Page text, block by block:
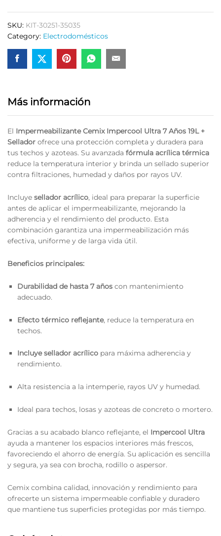
7
Años
+
Sellador
quantity
SKU: KIT-30251-35035
Category: Electrodomésticos
Más información
El Impermeabilizante Cemix Impercool Ultra 7 Años 19L +
Sellador ofrece una protección completa y duradera para
tus techos y azoteas. Su avanzada fórmula acrílica térmica
reduce la temperatura interior y brinda un sellado superior
contra filtraciones, humedad y daños por rayos UV.
Incluye sellador acrílico, ideal para preparar la superficie
antes de aplicar el impermeabilizante, mejorando la
adherencia y el rendimiento del producto. Esta
combinación garantiza una impermeabilización más
efectiva, uniforme y de larga vida útil.
Beneficios principales:
Durabilidad de hasta 7 años con mantenimiento
adecuado.
Efecto térmico reflejante, reduce la temperatura en
techos.
Incluye sellador acrílico para máxima adherencia y
rendimiento.
Alta resistencia a la intemperie, rayos UV y humedad.
Ideal para techos, losas y azoteas de concreto o mortero.
Gracias a su acabado blanco reflejante, el Impercool Ultra
ayuda a mantener los espacios interiores más frescos,
favoreciendo el ahorro de energía. Su aplicación es sencilla
y segura, ya sea con brocha, rodillo o aspersor.
Cemix combina calidad, innovación y rendimiento para
ofrecerte un sistema impermeable confiable y duradero
que mantiene tus superficies protegidas por más tiempo.